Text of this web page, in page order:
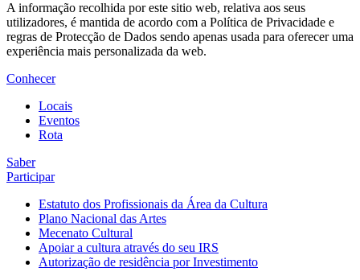
A informação recolhida por este sitio web, relativa aos seus
utilizadores, é mantida de acordo com a Política de Privacidade e
regras de Protecção de Dados sendo apenas usada para oferecer uma
experiência mais personalizada da web.
Conhecer
Locais
Eventos
Rota
Saber
Participar
Estatuto dos Profissionais da Área da Cultura
Plano Nacional das Artes
Mecenato Cultural
Apoiar a cultura através do seu IRS
Autorização de residência por Investimento